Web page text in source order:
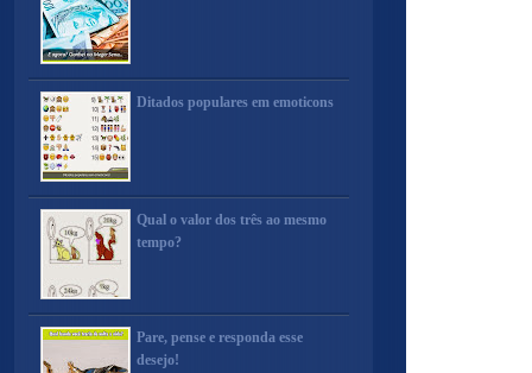
Ditados populares em emoticons
Qual o valor dos três ao mesmo
tempo?
Pare, pense e responda esse
desejo!